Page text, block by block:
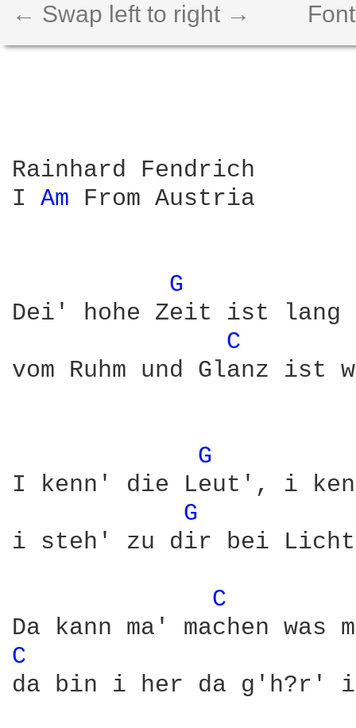
← Swap left to right →
Rainhard Fendrich
I Am From Austria
G
Dei' hohe Zeit ist lang
C
vom Ruhm und Glanz
G
I kenn' die Leut', i
G
i steh' zu dir bei Licht
C
C
da bin i her da g'h?r'